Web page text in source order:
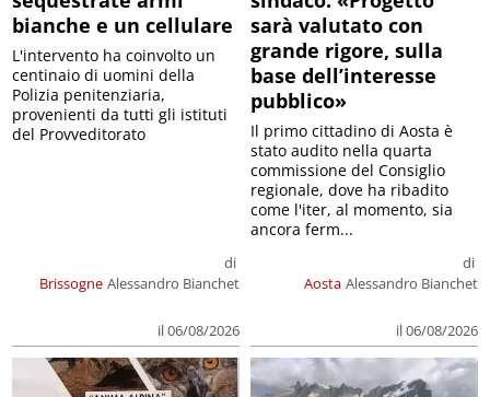
bianche e un cellulare
Brissogne
di
Alessandro Bianchet
il 06/08/2026
L'intervento ha coinvolto un
centinaio di uomini della
Polizia penitenziaria,
provenienti da tutti gli istituti
del Provveditorato
sarà valutato con
grande rigore, sulla
base dell’interesse
pubblico»
Aosta
di
Alessandro Bianchet
il 06/08/2026
Il primo cittadino di Aosta è
stato audito nella quarta
commissione del Consiglio
regionale, dove ha ribadito
come l'iter, al momento, sia
ancora ferm...